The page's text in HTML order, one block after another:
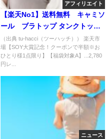
アフィリエイト
【楽天No1】送料無料 キャミソ
ール ブラトップ タンクトップ
ブラキャミソール パジャマ ルー
ムウェア
（出典 tu-hacci（ツーハッチ）） 楽天市
場【SOY大賞記念！クーポンで半額※お
ひとり様1点限り】【福袋対象A】...2,780
円レ...
ニュース